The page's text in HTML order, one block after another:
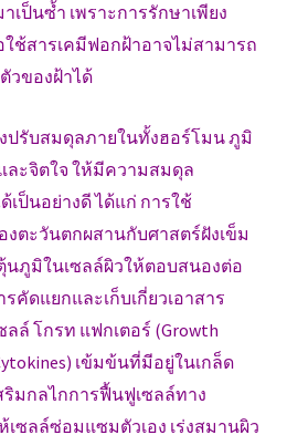
ป็นซ้ำ เพราะการรักษาเพียง
ช้สารเคมีฟอกฝ้าอาจไม่สามารถ
วของฝ้าได้
ปรับสมดุลภายในทั้งฮอร์โมน ภูมิ
ะจิตใจ ให้มีความสมดุล
ป็นอย่างดี ได้แก่ การใช้
งตะวันตกผสานกับศาสตร์ฝังเข็ม
ภูมิในเซลล์ผิวให้ตอบสนองต่อ
คัดแยกและเก็บเกี่ยวเอาสาร
ล์ โกรท แฟกเตอร์ (Growth
เข้มข้นที่มีอยู่ในเกล็ด
ริมกลไกการฟื้นฟูเซลล์ทาง
ซลล์ซ่อมแซมตัวเอง เร่งสมานผิว